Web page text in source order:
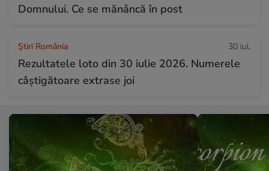
Domnului. Ce se mănâncă în post
Știri România 30 iul.
Rezultatele loto din 30 iulie 2026. Numerele
câștigătoare extrase joi